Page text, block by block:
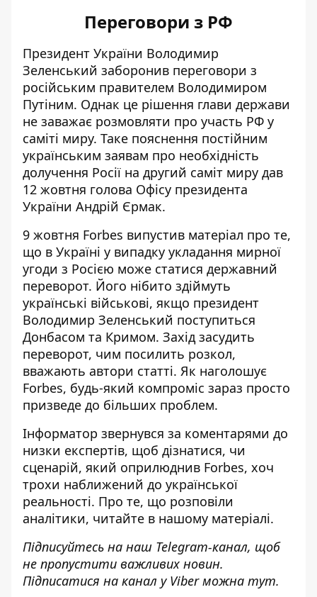
Переговори з РФ
Президент України Володимир
Зеленський заборонив переговори з
російським правителем Володимиром
Путіним. Однак це рішення глави держави
не заважає розмовляти про участь РФ у
саміті миру. Таке пояснення постійним
українським заявам про необхідність
долучення Росії на другий саміт миру дав
12 жовтня голова Офісу президента
України Андрій Єрмак.
9 жовтня Forbes випустив матеріал про те,
що в Україні у випадку укладання мирної
угоди з Росією може статися державний
переворот. Його нібито здіймуть
українські військові, якщо президент
Володимир Зеленський поступиться
Донбасом та Кримом. Захід засудить
переворот, чим посилить розкол,
вважають автори статті. Як наголошує
Forbes, будь-який компроміс зараз просто
призведе до більших проблем.
Інформатор звернувся за коментарями до
низки експертів, щоб дізнатися, чи
сценарій, який оприлюднив Forbes, хоч
трохи наближений до української
реальності. Про те, що розповіли
аналітики, читайте в нашому матеріалі.
Підписуйтесь на наш Telegram-канал, щоб
не пропустити важливих новин.
Підписатися на канал у Viber можна тут.